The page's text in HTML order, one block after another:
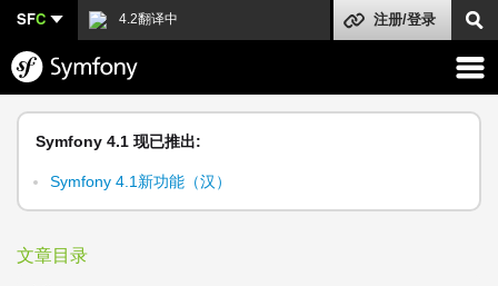
SFC 4.2翻译中 注册/登录
Symfony 4.1 现已推出:
Symfony 4.1新功能（汉）
文章目录